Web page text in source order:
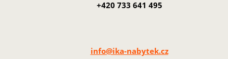
+420 733 641 495
info@ika-nabytek.cz